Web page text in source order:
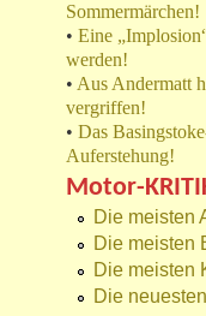
Sommermärchen!
• Eine
werden!
• Aus Andermatt
vergriffen!
• Das
Auferstehung!
Motor-
Die meisten
Die meisten
Die meisten
Die